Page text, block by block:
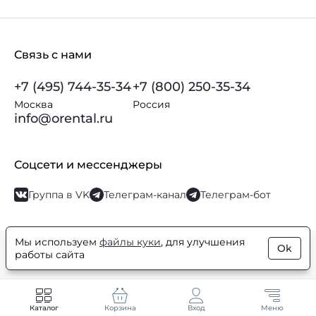
Связь с нами
+7 (495) 744-35-34
Москва
+7 (800) 250-35-34
Россия
info@orental.ru
Соцсети и мессенджеры
Группа в VK Телеграм-канал Телеграм-бот
© Orental.ru 2007–2026Интернет-магазин парфюмерии и
косметики
Каталог Корзина Вход Меню
Мы используем файлы куки, для улучшения
работы сайта
Ok